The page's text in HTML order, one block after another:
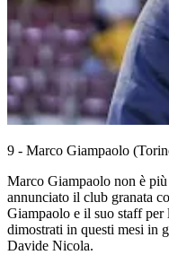
9 - Marco Giampaolo
Marco Giampaolo non è
annunciato il club granata
Giampaolo e il suo staff
dimostrati in questi mesi in
Davide Nicola.